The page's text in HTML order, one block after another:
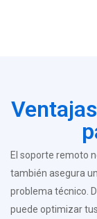
El soporte remoto
también asegura
problema técnico.
puede optimizar